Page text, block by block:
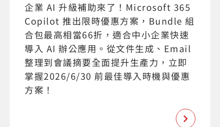
企業 AI 升級補助來了！Microsoft 365
Copilot 推出限時優惠方案，Bundle 組
合包最高相當66折，適合中小企業快速
導入 AI 辦公應用。從文件生成、Email
整理到會議摘要全面提升生產力，立即
掌握2026/6/30 前最佳導入時機與優惠
方案！